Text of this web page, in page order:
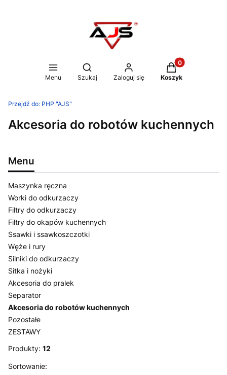
Menu
Otwórz wyszukiwarkę
Szukaj Zaloguj się
Produkty w
Koszyk
Przejdź do: PHP "AJS"
Akcesoria do robotów kuchennych
Menu
Maszynka ręczna
Worki do odkurzaczy
Filtry do odkurzaczy
Filtry do okapów kuchennych
Ssawki i ssawkoszczotki
Węże i rury
Silniki do odkurzaczy
Sitka i nożyki
Akcesoria do pralek
Separator
Akcesoria do robotów kuchennych
Pozostałe
ZESTAWY
Koniec menu
Produkty: 12
Lista produktów
Sortowanie: